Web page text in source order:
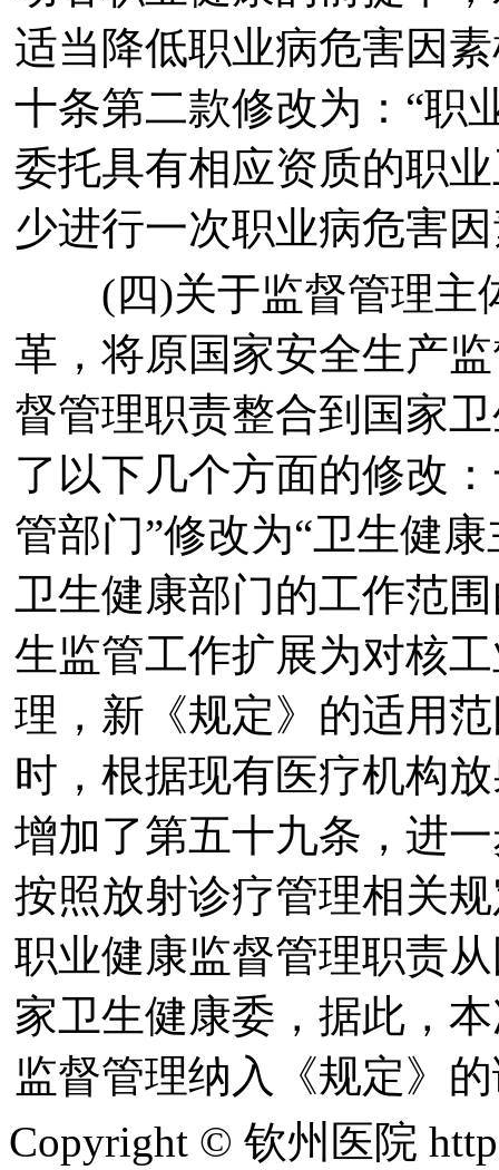
适当降低职业病危害因
十条第二款修改为：“职
委托具有相应资质的职
少进行一次职业病危害
(四)关于监督管理主
革，将原国家安全生产
督管理职责整合到国家
了以下几个方面的修改
管部门”修改为“卫生健
卫生健康部门的工作范
生监管工作扩展为对核
理，新《规定》的适用
时，根据现有医疗机构
增加了第五十九条，进
按照放射诊疗管理相关
职业健康监督管理职责
家卫生健康委，据此，
监督管理纳入《规定》
Copyright © 钦州医院